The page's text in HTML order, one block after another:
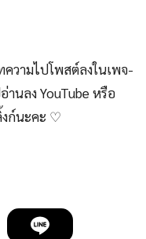
วามไปโพสต์ลงในเพจ-
นลง YouTube หรือ
ก์นะคะ ♡